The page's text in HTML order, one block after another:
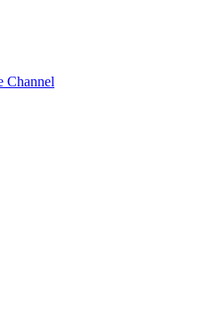
Channel